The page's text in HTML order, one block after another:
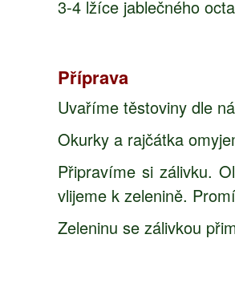
3-4 lžíce jablečného octa
Příprava
Uvaříme těstoviny dle
Okurky a rajčátka
Připravíme si zálivku.
vlijeme k zelenině.
Zeleninu se zálivkou